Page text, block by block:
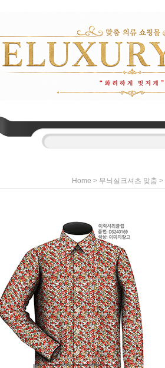
Home > 무늬실크셔츠 맞춤 >